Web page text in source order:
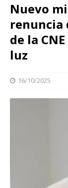
Nuevo
renuncia
de la
luz
16/10/2025